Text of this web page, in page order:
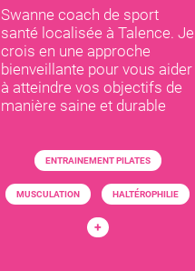
Swanne coach de sport
santé localisée à Talence. Je
crois en une approche
bienveillante pour vous aider
à atteindre vos objectifs de
manière saine et durable
ENTRAINEMENT PILATES
MUSCULATION HALTÉROPHILIE
+